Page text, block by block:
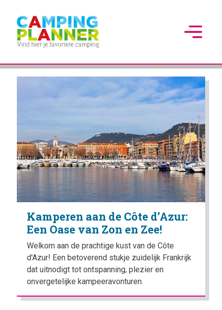
Kamperen aan de Côte d’Azur:
Een Oase van Zon en Zee!
Welkom aan de prachtige kust van de Côte
d'Azur! Een betoverend stukje zuidelijk Frankrijk
dat uitnodigt tot ontspanning, plezier en
onvergetelijke kampeeravonturen.